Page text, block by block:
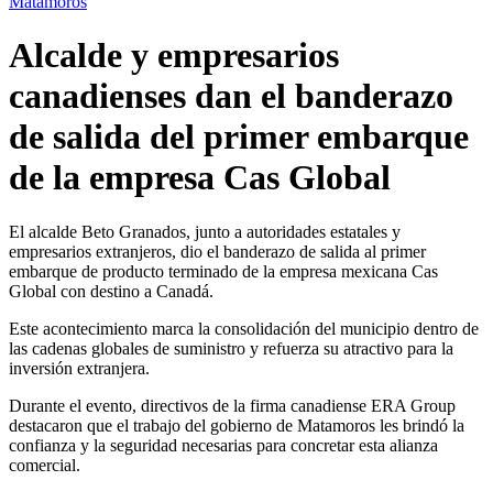
Alcalde y empresarios
canadienses dan el banderazo
de salida del primer embarque
de la empresa Cas Global
El alcalde Beto Granados, junto a autoridades estatales y
empresarios extranjeros, dio el banderazo de salida al primer
embarque de producto terminado de la empresa mexicana Cas
Global con destino a Canadá.
Este acontecimiento marca la consolidación del municipio dentro de
las cadenas globales de suministro y refuerza su atractivo para la
inversión extranjera.
Durante el evento, directivos de la firma canadiense ERA Group
destacaron que el trabajo del gobierno de Matamoros les brindó la
confianza y la seguridad necesarias para concretar esta alianza
comercial.